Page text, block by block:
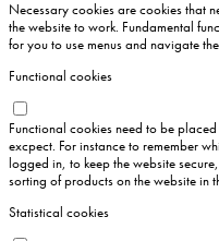
Necessary cookies are cookies that
the website to work. Fundamental
for you to use menus and navigate
Functional cookies
Functional cookies need to be
excpect. For instance to remember
logged in, to keep the website
sorting of products on the website in
Statistical cookies